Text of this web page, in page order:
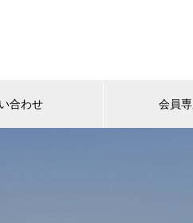
合わせ 会員